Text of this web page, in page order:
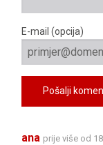
E-mail (opcija)
Pošalji
ana prije više od